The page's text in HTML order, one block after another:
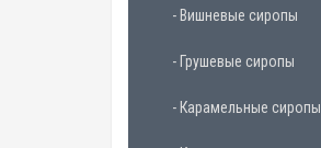
- Вишневые сиропы
- Грушевые сиропы
- Карамельные сиропы